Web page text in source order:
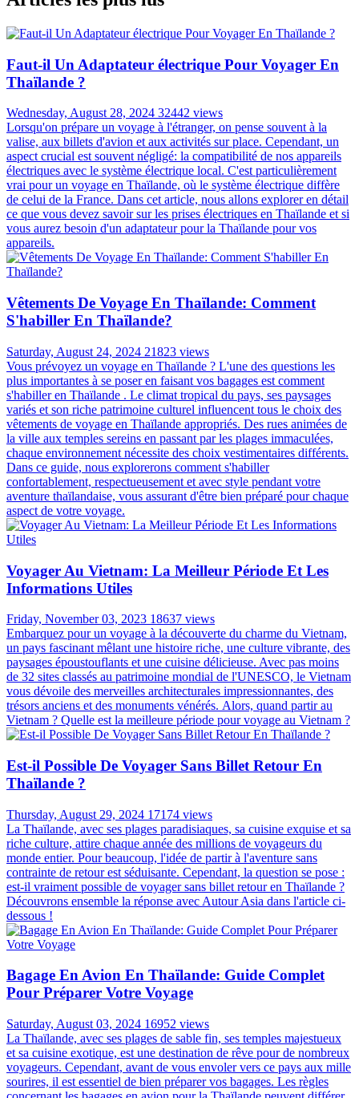
Toujours en ligne pour une assistance 24/7
Articles les plus lus
Faut-il Un Adaptateur électrique Pour Voyager En
Thaïlande ?
Wednesday, August 28, 2024 32442 views
Lorsqu'on prépare un voyage à l'étranger, on pense souvent à la
valise, aux billets d'avion et aux activités sur place. Cependant, un
aspect crucial est souvent négligé: la compatibilité de nos appareils
électriques avec le système électrique local. C'est particulièrement
vrai pour un voyage en Thaïlande, où le système électrique diffère
de celui de la France. Dans cet article, nous allons explorer en détail
ce que vous devez savoir sur les prises électriques en Thaïlande et si
vous aurez besoin d'un adaptateur pour la Thaïlande pour vos
appareils.
Vêtements De Voyage En Thaïlande: Comment
Saturday, August 24, 2024
Vous prévoyez un voyage en Thaïlande ? L'une des questions les
plus importantes à se poser en faisant vos bagages est comment
s'habiller en Thaïlande . Le climat tropical du pays, ses paysages
variés et son riche patrimoine culturel influencent tous le choix des
vêtements de voyage en Thaïlande appropriés. Des rues animées de
la ville aux temples sereins en passant par les plages immaculées,
chaque environnement nécessite des choix vestimentaires différents.
Dans ce guide, nous explorerons comment s'habiller
confortablement, respectueusement et avec style pendant votre
aventure thaïlandaise, vous assurant d'être bien préparé pour chaque
aspect de votre voyage.
Informations Utiles
Friday, November 03, 2023 18637 views
Embarquez pour un voyage à la découverte du charme du Vietnam,
un pays fascinant mêlant une histoire riche, une culture vibrante, des
paysages époustouflants et une cuisine délicieuse. Avec pas moins
de 32 sites classés au patrimoine mondial de l'UNESCO, le Vietnam
vous dévoile des merveilles architecturales impressionnantes, des
trésors anciens et des monuments vénérés. Alors, quand partir au
Vietnam ? Quelle est la meilleure période pour voyage au Vietnam ?
Est-il Possible De Voyager Sans Billet Retour En
Thursday, August 29, 2024 17174 views
La Thaïlande, avec ses plages paradisiaques, sa cuisine exquise et sa
riche culture, attire chaque année des millions de voyageurs du
monde entier. Pour beaucoup, l'idée de partir à l'aventure sans